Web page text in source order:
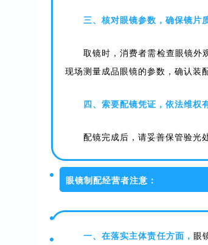
三、核对眼镜参数，确保镜片
取镜时，消费者需检查眼镜外
现场测量成品眼镜的参数，确认装
四、索要配镜凭证，依法维权
配镜完成后，请妥善保管验光
眼镜制配经营者注意：
一、在落实主体责任方面， 眼